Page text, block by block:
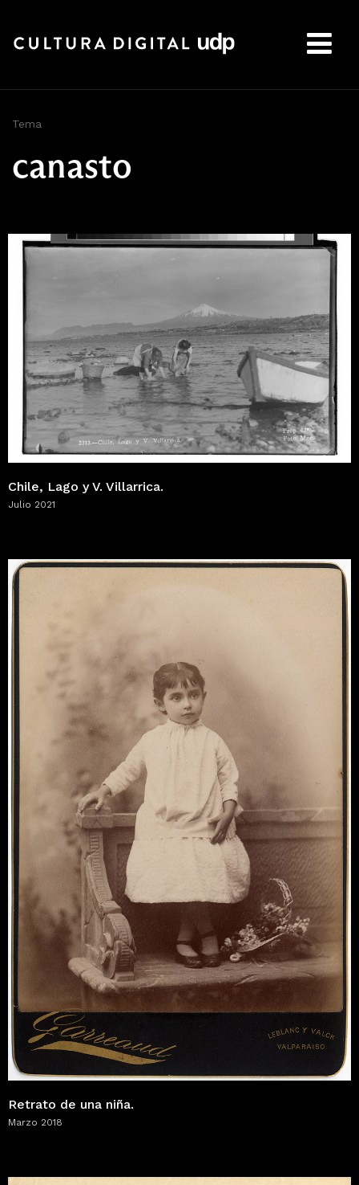
Tema
canasto
Chile, Lago y V. Villarrica.
Julio 2021
Retrato de una niña.
Marzo 2018